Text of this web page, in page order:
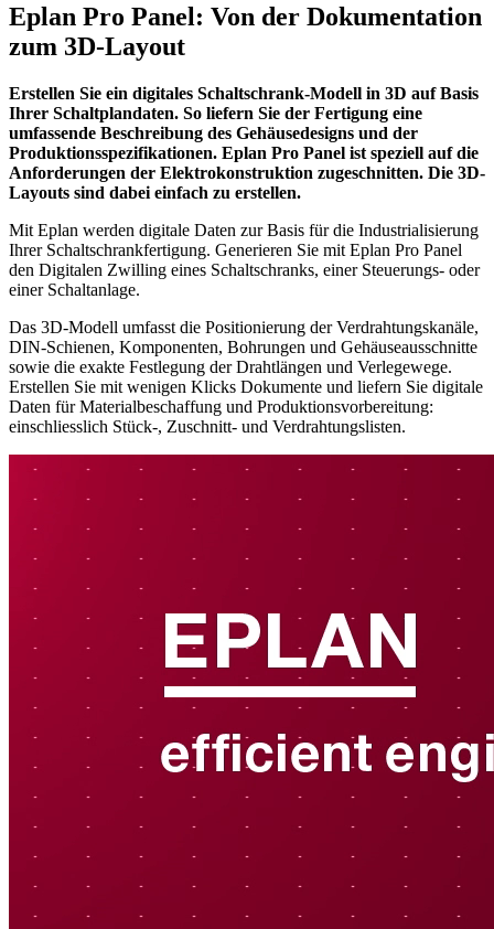
Eplan Pro Panel: Von der Dokumentation
zum 3D-Layout
Erstellen Sie ein digitales Schaltschrank-Modell in 3D auf Basis
Ihrer Schaltplandaten. So liefern Sie der Fertigung eine
umfassende Beschreibung des Gehäusedesigns und der
Produktionsspezifikationen. Eplan Pro Panel ist speziell auf die
Anforderungen der Elektrokonstruktion zugeschnitten. Die 3D-
Layouts sind dabei einfach zu erstellen.
Mit Eplan werden digitale Daten zur Basis für die Industrialisierung
Ihrer Schaltschrankfertigung. Generieren Sie mit Eplan Pro Panel
den Digitalen Zwilling eines Schaltschranks, einer Steuerungs- oder
einer Schaltanlage.
Das 3D-Modell umfasst die Positionierung der Verdrahtungskanäle,
DIN-Schienen, Komponenten, Bohrungen und Gehäuseausschnitte
sowie die exakte Festlegung der Drahtlängen und Verlegewege.
Erstellen Sie mit wenigen Klicks Dokumente und liefern Sie digitale
Daten für Materialbeschaffung und Produktionsvorbereitung:
einschliesslich Stück-, Zuschnitt- und Verdrahtungslisten.